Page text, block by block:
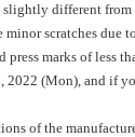
different
scratches
press marks of less
(Mon), and if
of the